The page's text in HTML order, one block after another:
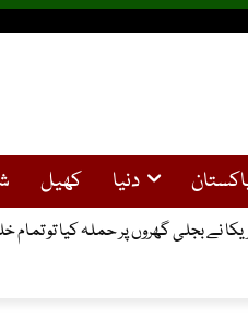
دنیا کھیل
امریکا نے بجلی گھروں پر حملہ کیا تو
کیلئے خوشخبری ، 25کلو واٹ تک سولر سسٹم کیلئے نیپرا سے لائسنس کی شرط ختم